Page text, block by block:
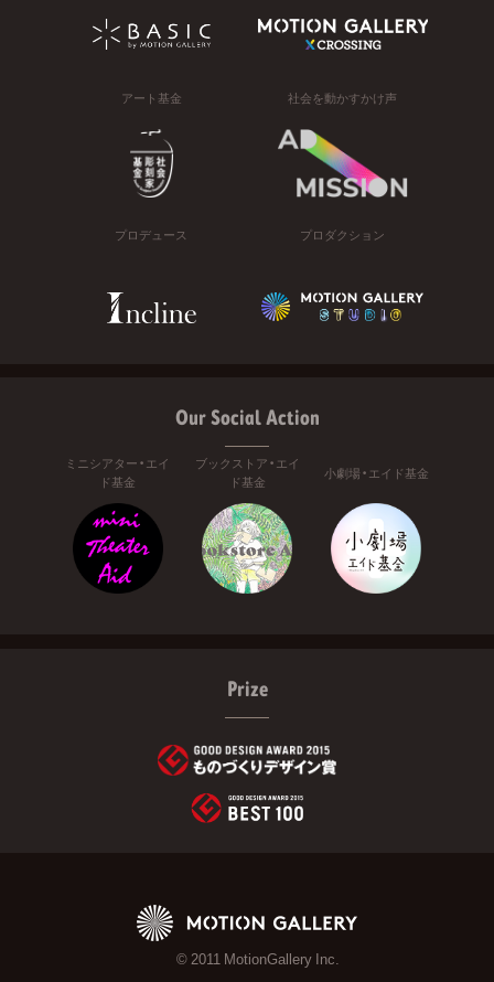
アート基金 社会を動かすかけ声
プロデュース プロダクション
Our Social Action
ミニシアター・エイ
ド基金
ブックストア・エイ
ド基金
小劇場・エイド基金
Prize
© 2011 MotionGallery Inc.